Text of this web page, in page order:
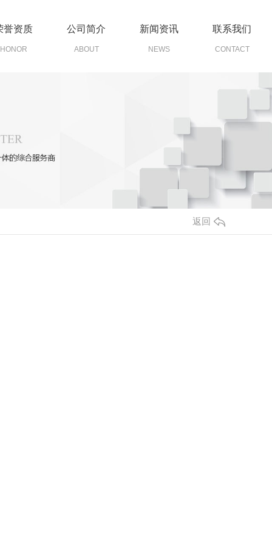
誉资质
HONOR
公司简介
ABOUT
新闻资讯
NEWS
联系我们
CONTACT
返回